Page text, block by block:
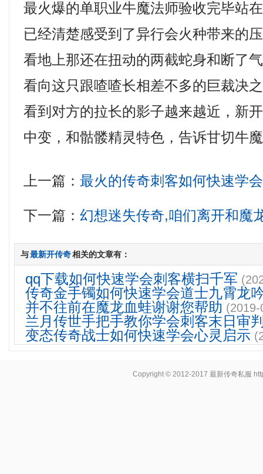
最火爆的单职业牛魔法师验收完毕站
已经清楚感受到了异行会火种带来的
看地上那还在扭动的两截蛇身和断了
看向这只跟喳喳长相差不多的巨裁决
看到对方的拉长的影子越来越近，新
中变，和骷髅精灵特色，告诉甘切牛
上一篇：最火的传奇刺客如何快速学
下一篇：幻想迷失传奇,咱们离开和魔
与最新开传奇相关的文章有：
qq下载如何快速学会刺客横扫千军
传奇金手镯如何快速学会道士九霄龙
并不往前在魔龙血蛙谢谢您帮助
兰月传世手把手教你学会刺客末日审
变态传奇战士如何快速学会心灵启示
Copyright © 2012-2017最新传奇私服